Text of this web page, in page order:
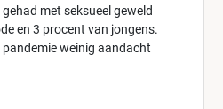
met seksueel geweld
en 3 procent van jongens.
weinig aandacht